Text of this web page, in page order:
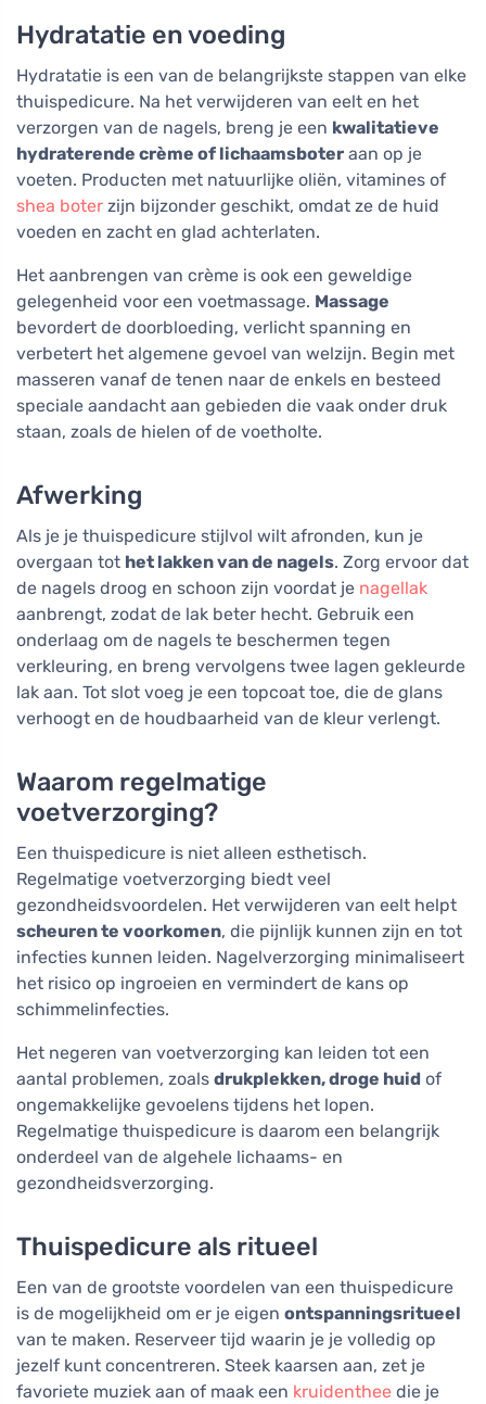
Hydratatie en voeding
Hydratatie is een van de belangrijkste stappen van elke
thuispedicure. Na het verwijderen van eelt en het
verzorgen van de nagels, breng je een kwalitatieve
hydraterende crème of lichaamsboter aan op je
voeten. Producten met natuurlijke oliën, vitamines of
shea boter zijn bijzonder geschikt, omdat ze de huid
voeden en zacht en glad achterlaten.
Het aanbrengen van crème is ook een geweldige
gelegenheid voor een voetmassage. Massage
bevordert de doorbloeding, verlicht spanning en
verbetert het algemene gevoel van welzijn. Begin met
masseren vanaf de tenen naar de enkels en besteed
speciale aandacht aan gebieden die vaak onder druk
staan, zoals de hielen of de voetholte.
Afwerking
Als je je thuispedicure stijlvol wilt afronden, kun je
overgaan tot het lakken van de nagels. Zorg ervoor dat
de nagels droog en schoon zijn voordat je nagellak
aanbrengt, zodat de lak beter hecht. Gebruik een
onderlaag om de nagels te beschermen tegen
verkleuring, en breng vervolgens twee lagen gekleurde
lak aan. Tot slot voeg je een topcoat toe, die de glans
verhoogt en de houdbaarheid van de kleur verlengt.
Waarom regelmatige
voetverzorging?
Een thuispedicure is niet alleen esthetisch.
Regelmatige voetverzorging biedt veel
gezondheidsvoordelen. Het verwijderen van eelt helpt
scheuren te voorkomen, die pijnlijk kunnen zijn en tot
infecties kunnen leiden. Nagelverzorging minimaliseert
het risico op ingroeien en vermindert de kans op
schimmelinfecties.
Het negeren van voetverzorging kan leiden tot een
aantal problemen, zoals drukplekken, droge huid of
ongemakkelijke gevoelens tijdens het lopen.
Regelmatige thuispedicure is daarom een belangrijk
onderdeel van de algehele lichaams- en
gezondheidsverzorging.
Thuispedicure als ritueel
Een van de grootste voordelen van een thuispedicure
is de mogelijkheid om er je eigen ontspanningsritueel
van te maken. Reserveer tijd waarin je je volledig op
jezelf kunt concentreren. Steek kaarsen aan, zet je
favoriete muziek aan of maak een kruidenthee die je